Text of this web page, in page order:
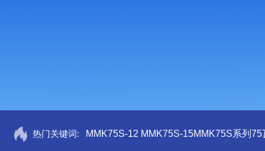
热门关键词: MMK75S-12 MMK75S-15MMK75S系列